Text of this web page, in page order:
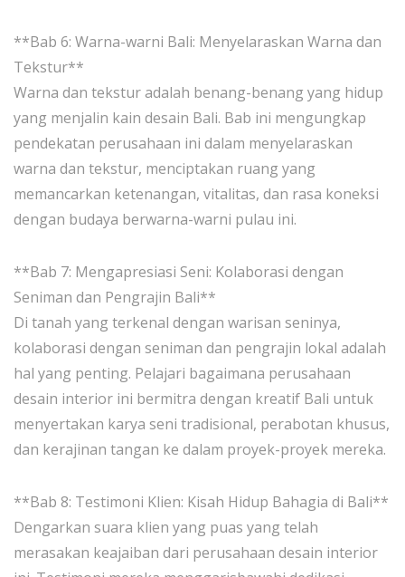
**Bab 6: Warna-warni Bali: Menyelaraskan Warna dan
Tekstur**
Warna dan tekstur adalah benang-benang yang hidup
yang menjalin kain desain Bali. Bab ini mengungkap
pendekatan perusahaan ini dalam menyelaraskan
warna dan tekstur, menciptakan ruang yang
memancarkan ketenangan, vitalitas, dan rasa koneksi
dengan budaya berwarna-warni pulau ini.
**Bab 7: Mengapresiasi Seni: Kolaborasi dengan
Seniman dan Pengrajin Bali**
Di tanah yang terkenal dengan warisan seninya,
kolaborasi dengan seniman dan pengrajin lokal adalah
hal yang penting. Pelajari bagaimana perusahaan
desain interior ini bermitra dengan kreatif Bali untuk
menyertakan karya seni tradisional, perabotan khusus,
dan kerajinan tangan ke dalam proyek-proyek mereka.
**Bab 8: Testimoni Klien: Kisah Hidup Bahagia di Bali**
Dengarkan suara klien yang puas yang telah
merasakan keajaiban dari perusahaan desain interior